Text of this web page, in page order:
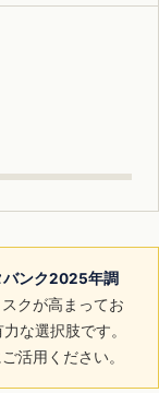
バンク2025年調
クが高まってお
な選択肢です。
活用ください。